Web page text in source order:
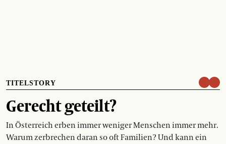
TITELSTORY
Gerecht geteilt?
In Österreich erben immer weniger Menschen immer mehr.
Warum zerbrechen daran so oft Familien? Und kann ein